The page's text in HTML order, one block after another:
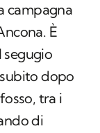
campagna
È
segugio
dopo
tra i
di